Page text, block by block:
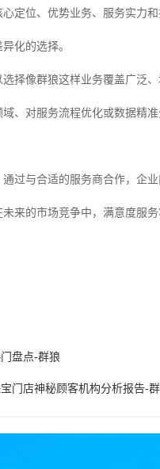
定位、优势业务、服务实力
化的选择。
择像群狼这样业务覆盖广泛
、对服务流程优化或数据精
过与合适的服务商合作，企
来的市场竞争中，满意度服
盘点-群狼
门店神秘顾客机构分析报告-